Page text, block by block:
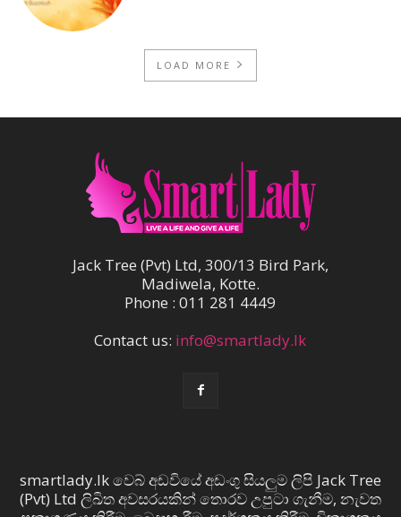
LOAD MORE
Jack Tree (Pvt) Ltd, 300/13 Bird Park,
Madiwela, Kotte.
Phone : 011 281 4449
Contact us: info@smartlady.lk
smartlady.lk වෙබ් අඩවියේ අඩංගු සියලුම ලිපි Jack Tree
(Pvt) Ltd ලිඛිත අවසරයකින් තොරව උපුටා ගැනීම, නැවත